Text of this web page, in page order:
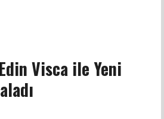
Visca ile Yeni